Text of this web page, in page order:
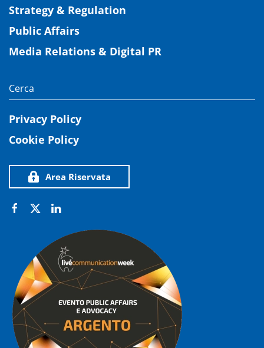
Strategy & Regulation
Public Affairs
Media Relations & Digital PR
Privacy Policy
Cookie Policy
Area Riservata